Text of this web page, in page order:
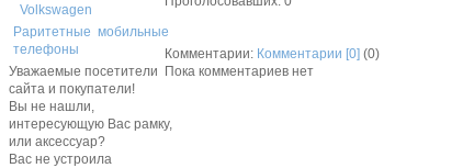
Volkswagen
Раритетные мобильные
телефоны
Уважаемые посетители
сайта и покупатели!
Вы не нашли,
интересующую Вас рамку,
или аксессуар?
Вас не устроила
Комментарии: Комментарии [0] (0)
Пока комментариев нет